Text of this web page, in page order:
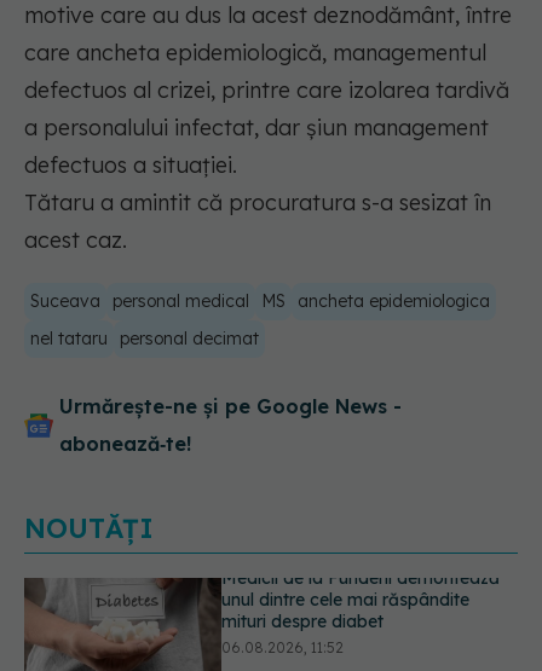
motive care au dus la acest deznodământ, între
care ancheta epidemiologică, managementul
defectuos al crizei, printre care izolarea tardivă
a personalului infectat, dar șiun management
defectuos a situației.
Tătaru a amintit că procuratura s-a sesizat în
acest caz.
Suceava personal medical MS
ancheta epidemiologica
nel tataru
personal decimat
Urmărește-ne și pe Google News -
abonează‑te!
NOUTĂȚI
EXCLUSIV Tratamentul modern al
cancerelor ginecologice. Dr. Sorin
Bogdan (SANADOR), la DC Medical